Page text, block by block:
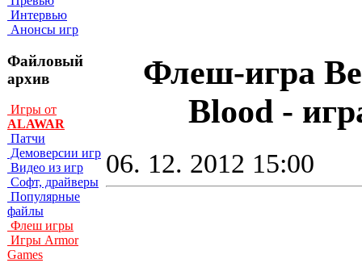
Интервью
Анонсы игр
Файловый
архив
Игры от
ALAWAR
Патчи
Демоверсии игр
Видео из игр
Софт, драйверы
Популярные
файлы
Флеш игры
Игры Armor
Games
Флеш-игра
Blood -
06. 12. 2012 15:00